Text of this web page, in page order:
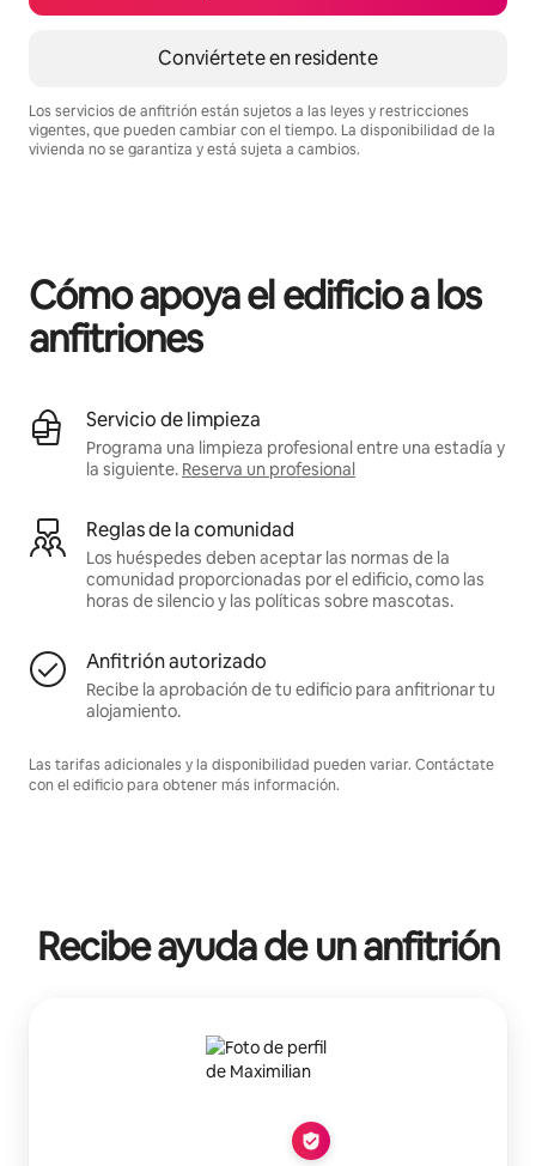
Conviértete en residente
Los servicios de anfitrión están sujetos a las leyes y restricciones
vigentes, que pueden cambiar con el tiempo. La disponibilidad de la
vivienda no se garantiza y está sujeta a cambios.
Cómo apoya el edificio a los
anfitriones
Servicio de limpieza
Programa una limpieza profesional entre una estadía y
la siguiente. Reserva un profesional
Reglas de la comunidad
Los huéspedes deben aceptar las normas de la
comunidad proporcionadas por el edificio, como las
horas de silencio y las políticas sobre mascotas.
Anfitrión autorizado
Recibe la aprobación de tu edificio para anfitrionar tu
alojamiento.
Las tarifas adicionales y la disponibilidad pueden variar. Contáctate
con el edificio para obtener más información.
Recibe ayuda de un anfitrión